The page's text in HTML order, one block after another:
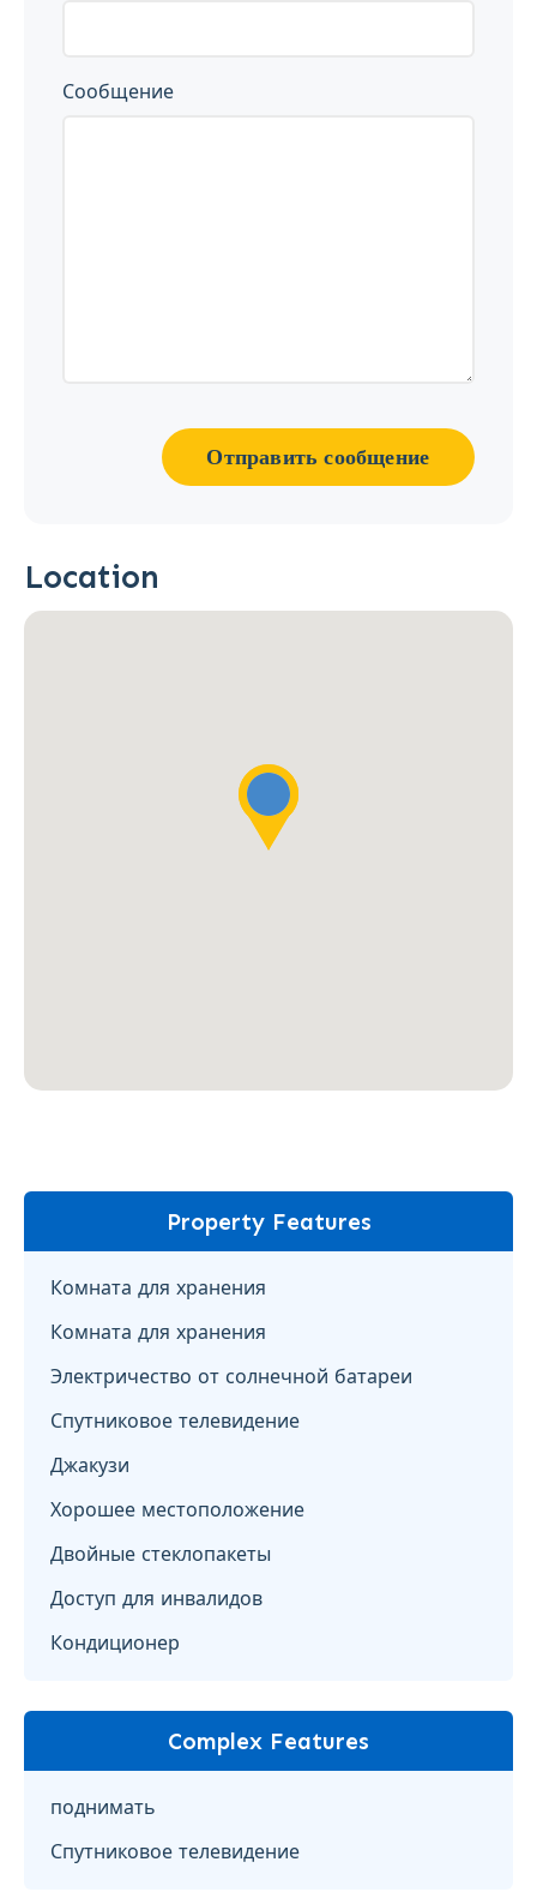
Сообщение
Отправить сообщение
Location
Property Features
Комната для хранения
Комната для хранения
Электричество от солнечной батареи
Спутниковое телевидение
Джакузи
Хорошее местоположение
Двойные стеклопакеты
Доступ для инвалидов
Кондиционер
Complex Features
поднимать
Спутниковое телевидение